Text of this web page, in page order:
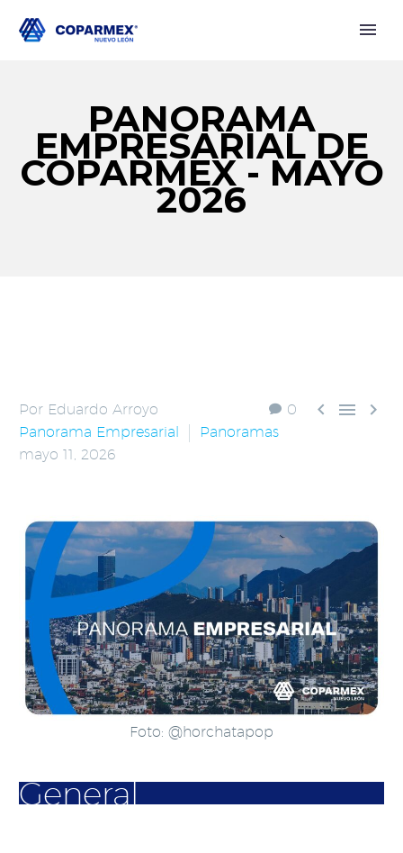
PANORAMA
EMPRESARIAL DE
COPARMEX - MAYO
2026
0   
Por Eduardo Arroyo
Panorama Empresarial
Panoramas
mayo 11, 2026
Foto: @horchatapop
General